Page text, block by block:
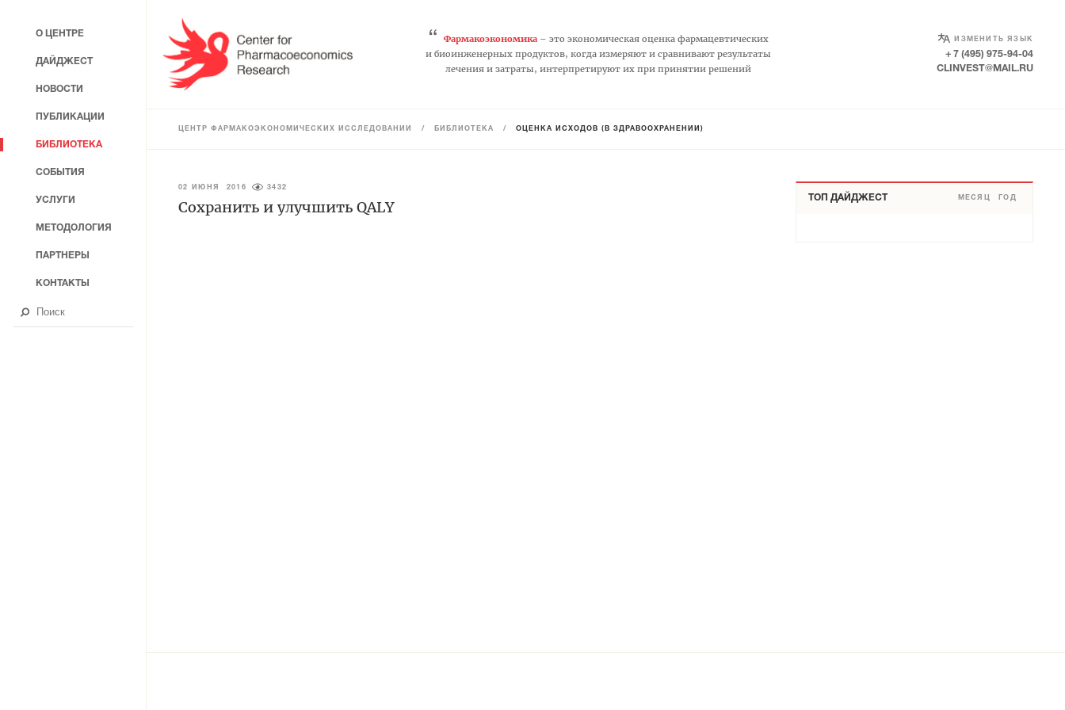
“ Фармакоэкономика– это экономическая оценка фармацевтических
и биоинженерных продуктов, когда измеряют и сравнивают результаты
лечения и затраты, интерпретируют их при принятии решений
ИЗМЕНИТЬ ЯЗЫК
SELECT LANGUAGE
+ 7 (495) 975-94-04
CLINVEST@MAIL.RU
ЦЕНТР ФАРМАКОЭКОНОМИЧЕСКИХ ИССЛЕДОВАНИЙ / БИБЛИОТЕКА / ОЦЕНКА ИСХОДОВ (В ЗДРАВООХРАНЕНИИ)
02 ИЮНЯ 2016 3432
Сохранить и улучшить QALY ТОП ДАЙДЖЕСТ МЕСЯЦ ГОД
О ЦЕНТРЕ
ДАЙДЖЕСТ
НОВОСТИ
ПУБЛИКАЦИИ
БИБЛИОТЕКА
СОБЫТИЯ
УСЛУГИ
МЕТОДОЛОГИЯ
ПАРТНЕРЫ
КОНТАКТЫ